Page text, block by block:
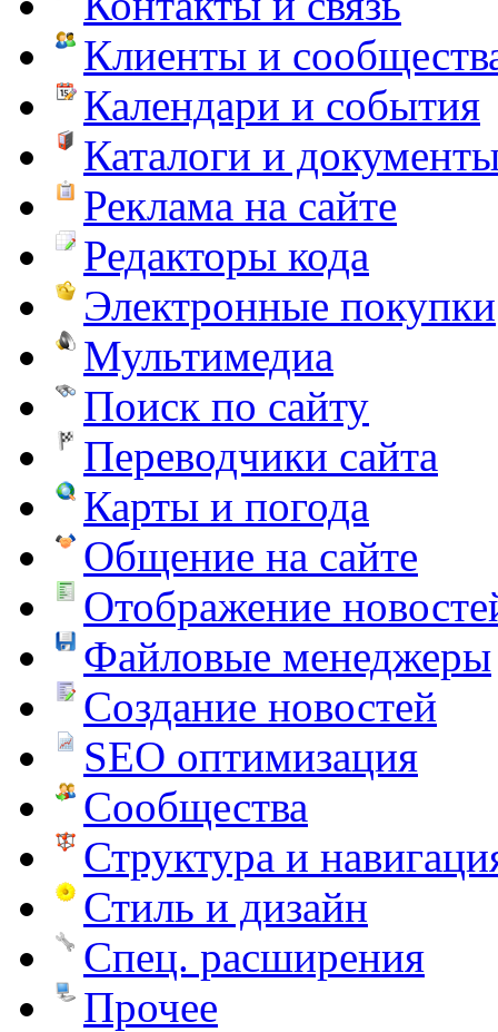
Клиенты и
Календари и события
Каталоги и
Реклама на сайте
Редакторы кода
Электронные покупки
Мультимедиа
Поиск по сайту
Переводчики сайта
Карты и погода
Общение на сайте
Отображение
Файловые менеджеры
Создание новостей
SEO оптимизация
Сообщества
Структура и
Стиль и дизайн
Спец. расширения
Прочее